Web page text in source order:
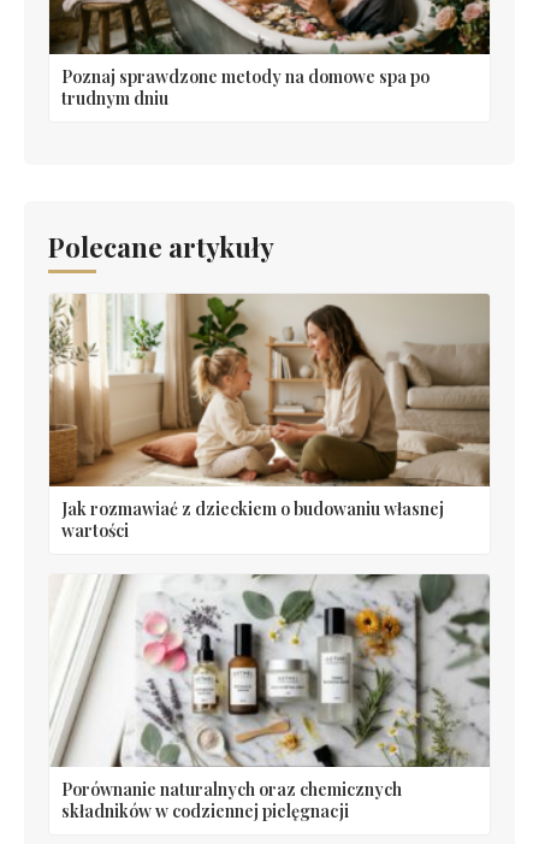
Poznaj sprawdzone metody na domowe spa po
trudnym dniu
Polecane artykuły
Jak rozmawiać z dzieckiem o budowaniu własnej
wartości
Porównanie naturalnych oraz chemicznych
składników w codziennej pielęgnacji